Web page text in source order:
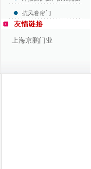
抗风卷帘门
上海京鹏门业